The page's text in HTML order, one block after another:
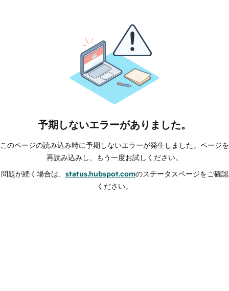
予期しないエラーがありました。
このページの読み込み時に予期しないエラーが発生しました。ページを
再読み込みし、もう一度お試しください。
問題が続く場合は、 status.hubspot.comのステータスページをご確認
ください。